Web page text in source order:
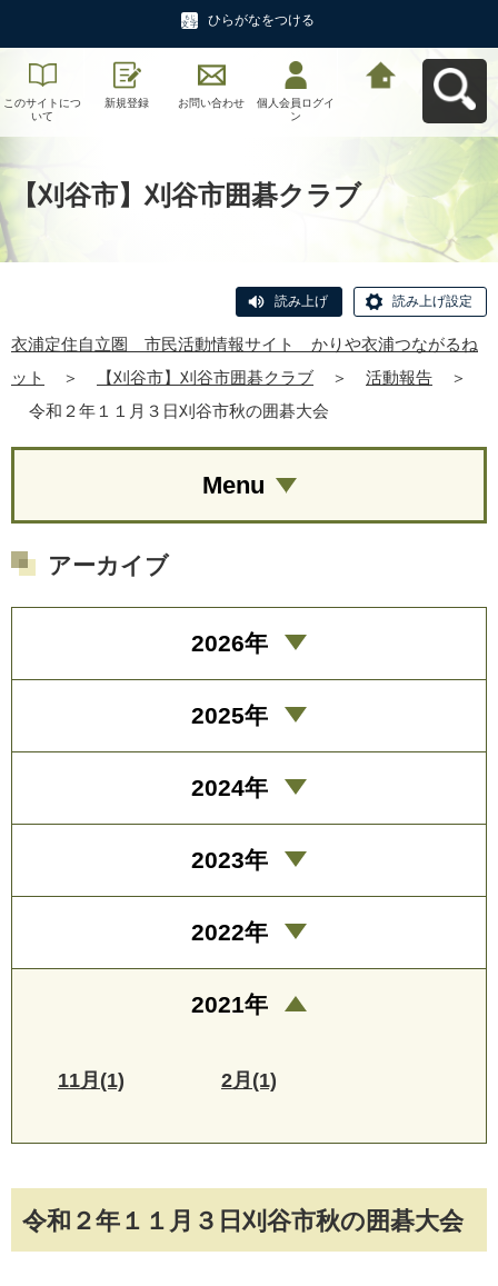
ひらがなをつける
このサイトにつ
いて
新規登録 お問い合わせ
個人会員ログイ
ン
【刈谷市】刈谷市囲碁クラブ
読み上げ 読み上げ設定
衣浦定住自立圏 市民活動情報サイト かりや衣浦つながるね
ット
＞ 【刈谷市】刈谷市囲碁クラブ ＞ 活動報告
＞
令和２年１１月３日刈谷市秋の囲碁大会
令和２年１１月３日刈谷市秋の囲碁大会
Menu
アーカイブ
2026年
2025年
2024年
2023年
2022年
2021年
11月(1) 2月(1)